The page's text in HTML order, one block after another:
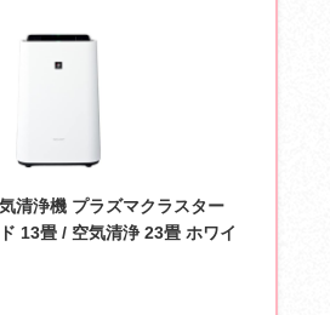
清浄機 プラズマクラスター
13畳 / 空気清浄 23畳 ホワイ